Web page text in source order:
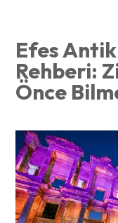
Efes
Rehberi:
Önce